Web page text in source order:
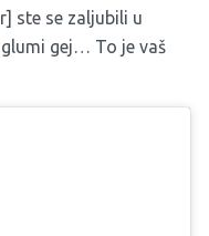
ste se zaljubili u
gej… To je vaš